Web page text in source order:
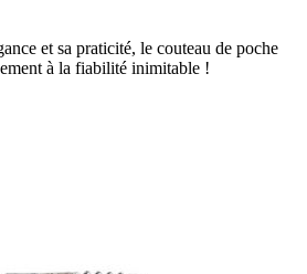
et sa praticité, le couteau de poche
à la fiabilité inimitable !